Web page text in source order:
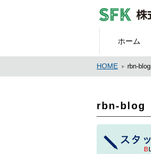
ホーム
HOME rbn-blog
rbn-blog